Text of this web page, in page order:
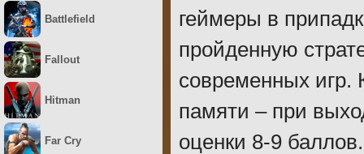
геймеры в
пройденную
современных игр.
памяти – при
оценки 8-9 баллов.
Battlefield
Fallout
Hitman
Far Cry